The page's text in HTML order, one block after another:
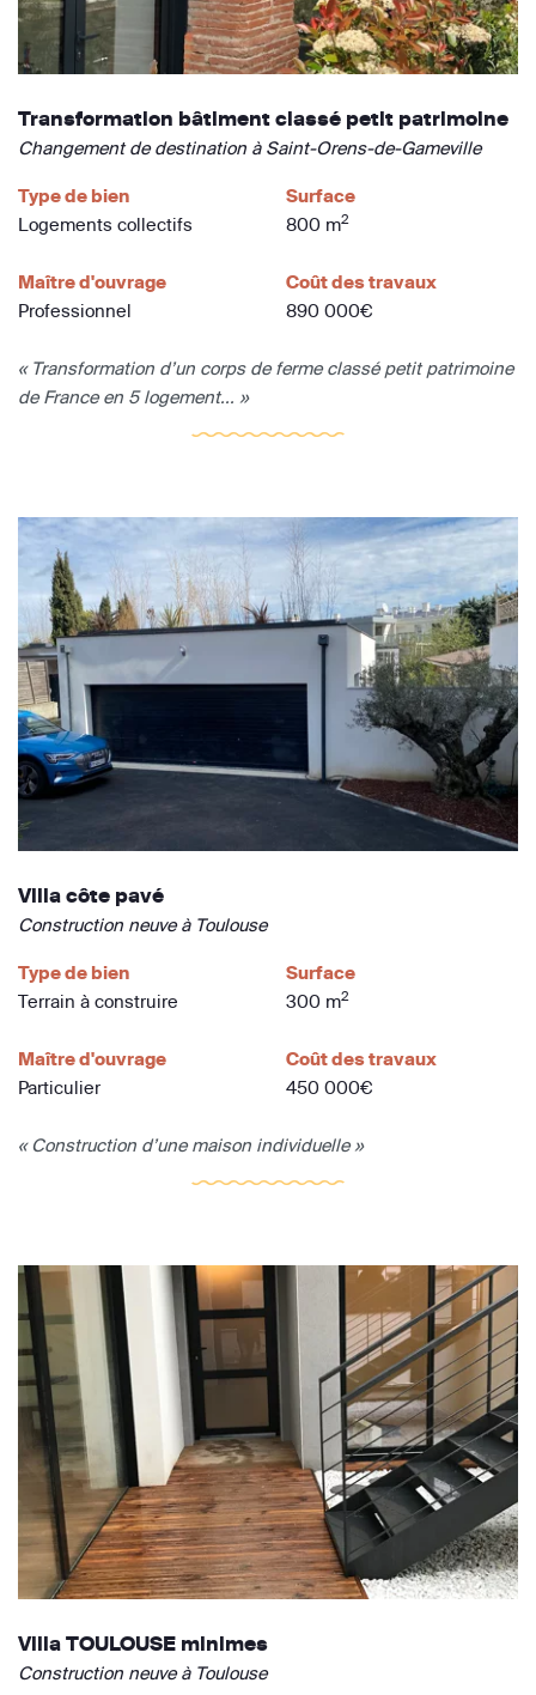
Transformation bâtiment classé petit patrimoine
Changement de destination à Saint-Orens-de-Gameville
Type de bien
Logements collectifs
Surface
800 m2
Maître d'ouvrage
Professionnel
Coût des travaux
890 000€
« Transformation d’un corps de ferme classé petit patrimoine
de France en 5 logement... »
Villa côte pavé
Construction neuve à Toulouse
Type de bien
Terrain à construire
Surface
300 m2
Maître d'ouvrage
Particulier
Coût des travaux
450 000€
« Construction d’une maison individuelle »
Villa TOULOUSE minimes
Construction neuve à Toulouse